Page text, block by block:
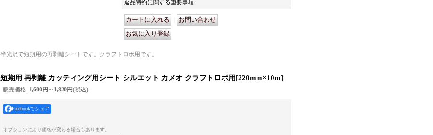
返品特約に関する重要事項
半光沢で短期用の再剥離シートです。クラフトロボ用です。
短期用 再剥離 カッティング用シート シルエット カメオ クラフトロボ用[220mm×10m]
販売価格: 1,600円～1,820円(税込)
Facebookでシェア
オプションにより価格が変わる場合もあります。